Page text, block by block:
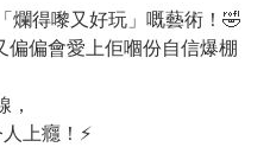
爛得嚟又好玩」嘅藝術！🤣
偏會愛上佢嗰份自信爆棚
上癮！⚡